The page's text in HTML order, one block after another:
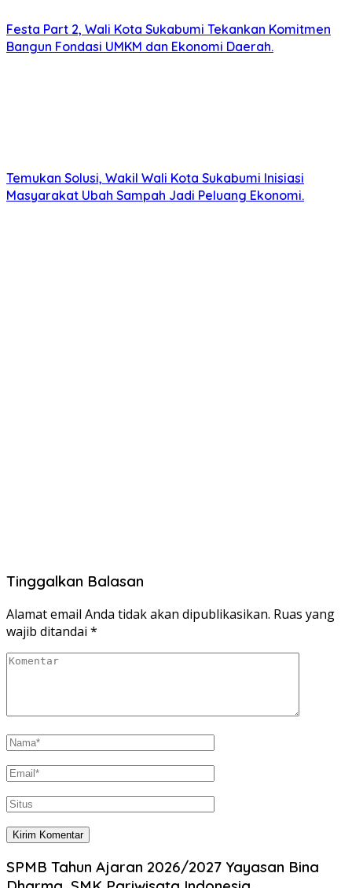
Festa Part 2, Wali Kota Sukabumi Tekankan Komitmen
Bangun Fondasi UMKM dan Ekonomi Daerah.
Temukan Solusi, Wakil Wali Kota Sukabumi Inisiasi
Masyarakat Ubah Sampah Jadi Peluang Ekonomi.
Tinggalkan Balasan
Alamat email Anda tidak akan dipublikasikan. Ruas yang
wajib ditandai *
SPMB Tahun Ajaran 2026/2027 Yayasan Bina